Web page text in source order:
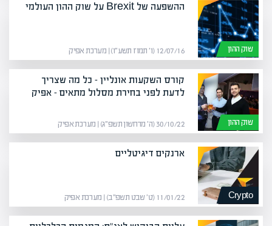
שוק ההון
ההשפעה של Brexit על שוק ההון העולמי
12/07/16 (ו׳ תמוז תשע״ו) | מערכת אפיק
שוק ההון
קורס השקעות אונליין – כל מה שצריך
לדעת לפני בחירת מסלול מתאים – אפיק
30/10/22 (ה׳ מרחשון תשפ״ג) | מערכת אפיק
Crypto
ארנקים דיגיטליים
11/01/22 (ט׳ שבט תשפ״ב) | מערכת אפיק